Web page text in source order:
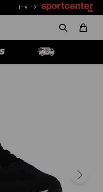
Ir a